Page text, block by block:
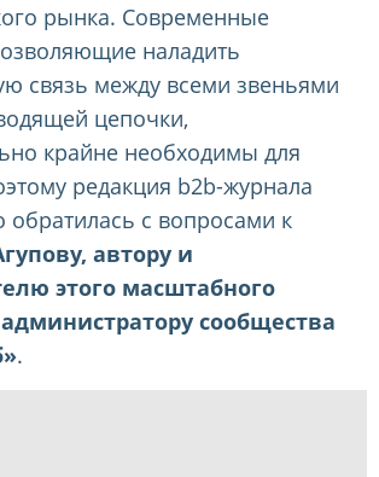
рынка. Современные
наладить
связь между всеми звеньями
цепочки,
крайне необходимы для
редакция b2b-журнала
с вопросами к
автору и
этого масштабного
сообщества
.